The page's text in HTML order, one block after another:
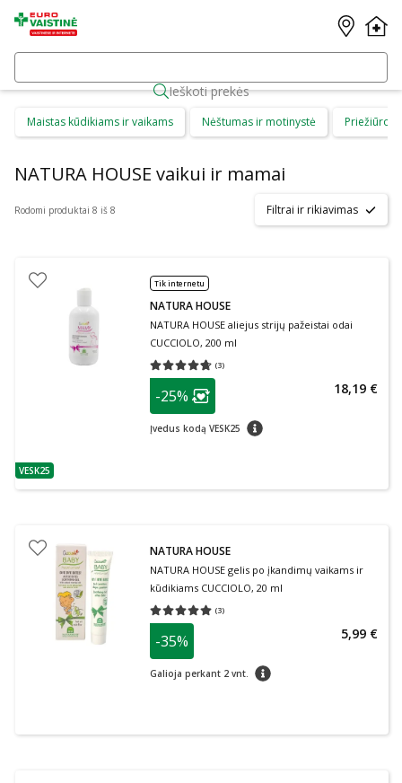
Ieškoti prekės
Maistas kūdikiams ir vaikams Nėštumas ir motinystė Priežiūros
NATURA HOUSE vaikui ir mamai
Rodomi produktai 8 iš 8 Filtrai ir rikiavimas
patarimas
VESK25
Tik internetu
NATURA HOUSE
NATURA HOUSE aliejus strijų pažeistai odai
CUCCIOLO, 200 ml
(3)
Vidutinis įvertinimas 4.67
patarimas
Lojalumo klubo narių nuolaida
-25%
Įvedus kodą VESK25 patarimas
18,19 €
NATURA HOUSE
NATURA HOUSE gelis po įkandimų vaikams ir
kūdikiams CUCCIOLO, 20 ml
(3)
Vidutinis įvertinimas 5.00
-35%
Galioja perkant 2 vnt. patarimas
5,99 €